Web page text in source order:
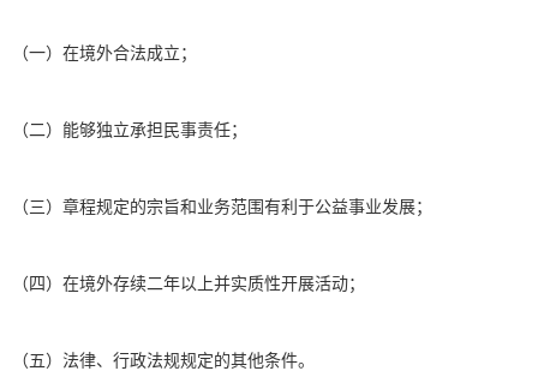
（一）在境外合法成立；
（二）能够独立承担民事责任；
（三）章程规定的宗旨和业务范围有利于公益事业发展；
（四）在境外存续二年以上并实质性开展活动；
（五）法律、行政法规规定的其他条件。